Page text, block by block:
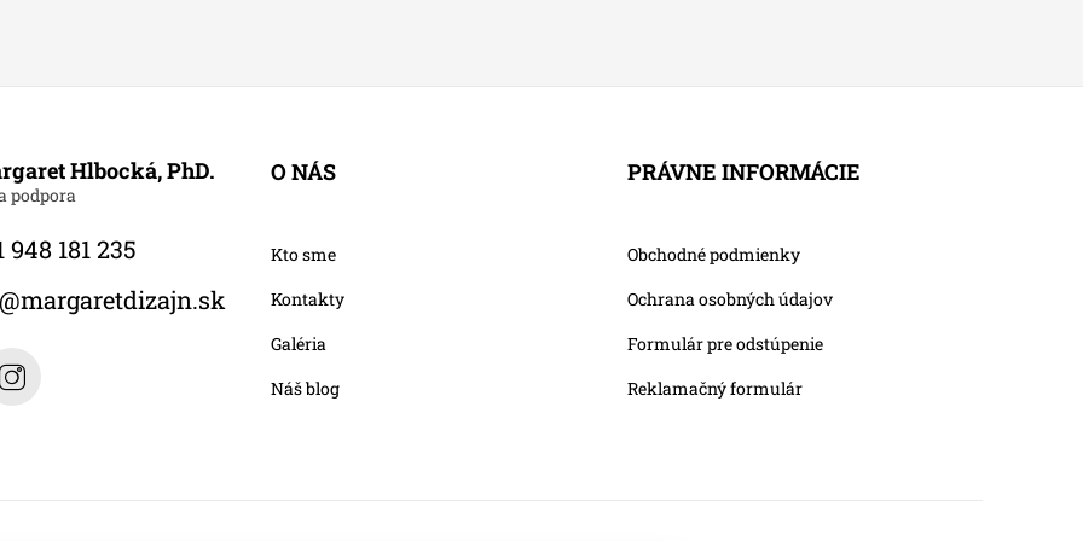
Hlbocká, PhD.
948 181 235
margaretdizajn.sk
O NÁS
Kto sme
Kontakty
Galéria
Náš blog
PRÁVNE INFORMÁCIE
Obchodné podmienky
Ochrana osobných údajov
Formulár pre odstúpenie
Reklamačný formulár